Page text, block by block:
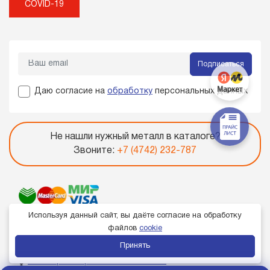
COVID-19
Подписаться
Даю согласие на обработку персональных данных
Не нашли нужный металл в каталоге?
Звоните: +7 (4742) 232-787
Используя данный сайт, вы даёте согласие на обработку
файлов cookie
Принять